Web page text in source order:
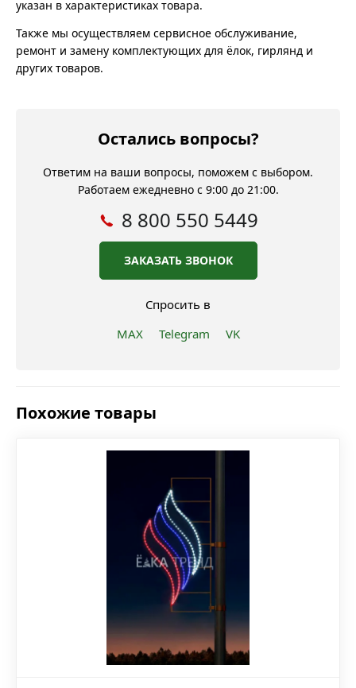
указан в характеристиках товара.
Также мы осуществляем сервисное обслуживание,
ремонт и замену комплектующих для ёлок, гирлянд и
других товаров.
Остались вопросы?
Ответим на ваши вопросы, поможем с выбором.
Работаем ежедневно с 9:00 до 21:00.
8 800 550 5449
ЗАКАЗАТЬ ЗВОНОК
Спросить в
MAX
Telegram VK
Похожие товары